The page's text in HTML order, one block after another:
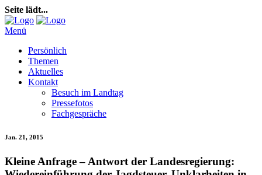
Seite lädt...
Menü
Persönlich
Themen
Aktuelles
Kontakt
Besuch im Landtag
Pressefotos
Fachgespräche
Jan. 21, 2015
Kleine Anfrage – Antwort der Landesregierung: